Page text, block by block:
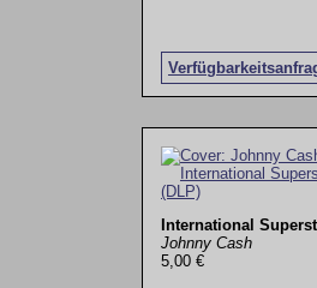
International
Johnny Cash
5,00 €